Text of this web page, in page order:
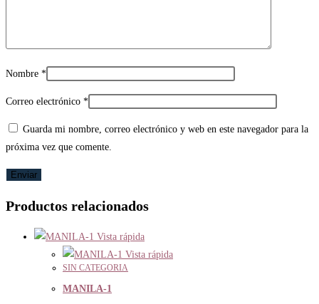
Nombre *
Correo electrónico *
Guarda mi nombre, correo electrónico y web en este navegador para la
próxima vez que comente.
Productos relacionados
Vista rápida
Vista rápida
SIN CATEGORIA
MANILA-1